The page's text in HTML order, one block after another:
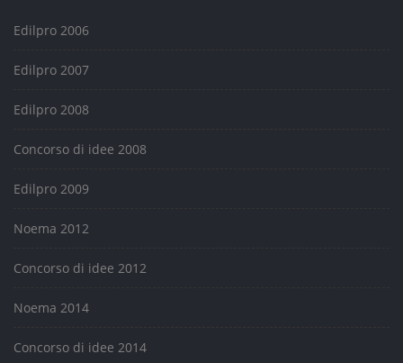
Edilpro 2006
Edilpro 2007
Edilpro 2008
Concorso di idee 2008
Edilpro 2009
Noema 2012
Concorso di idee 2012
Noema 2014
Concorso di idee 2014